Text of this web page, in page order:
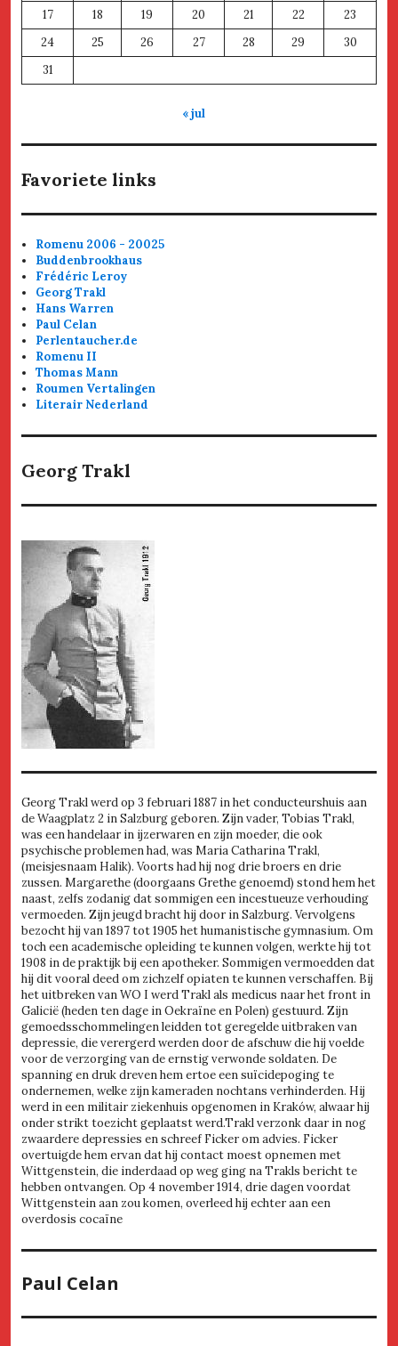
17
18 19 20 21 22
23
24
25 26 27 28 29
30
31
« jul
Favoriete links
Romenu 2006 - 20025
Buddenbrookhaus
Frédéric Leroy
Georg Trakl
Hans Warren
Paul Celan
Perlentaucher.de
Romenu II
Thomas Mann
Roumen Vertalingen
Literair Nederland
Georg Trakl
Georg Trakl werd op 3 februari 1887 in het conducteurshuis aan
de Waagplatz 2 in Salzburg geboren. Zijn vader, Tobias Trakl,
was een handelaar in ijzerwaren en zijn moeder, die ook
psychische problemen had, was Maria Catharina Trakl,
(meisjesnaam Halik). Voorts had hij nog drie broers en drie
zussen. Margarethe (doorgaans Grethe genoemd) stond hem het
naast, zelfs zodanig dat sommigen een incestueuze verhouding
vermoeden. Zijn jeugd bracht hij door in Salzburg. Vervolgens
bezocht hij van 1897 tot 1905 het humanistische gymnasium. Om
toch een academische opleiding te kunnen volgen, werkte hij tot
1908 in de praktijk bij een apotheker. Sommigen vermoedden dat
hij dit vooral deed om zichzelf opiaten te kunnen verschaffen. Bij
het uitbreken van WO I werd Trakl als medicus naar het front in
Galicië (heden ten dage in Oekraïne en Polen) gestuurd. Zijn
gemoedsschommelingen leidden tot geregelde uitbraken van
depressie, die verergerd werden door de afschuw die hij voelde
voor de verzorging van de ernstig verwonde soldaten. De
spanning en druk dreven hem ertoe een suïcidepoging te
ondernemen, welke zijn kameraden nochtans verhinderden. Hij
werd in een militair ziekenhuis opgenomen in Kraków, alwaar hij
onder strikt toezicht geplaatst werd.Trakl verzonk daar in nog
zwaardere depressies en schreef Ficker om advies. Ficker
overtuigde hem ervan dat hij contact moest opnemen met
Wittgenstein, die inderdaad op weg ging na Trakls bericht te
hebben ontvangen. Op 4 november 1914, drie dagen voordat
Wittgenstein aan zou komen, overleed hij echter aan een
overdosis cocaïne
Paul Celan